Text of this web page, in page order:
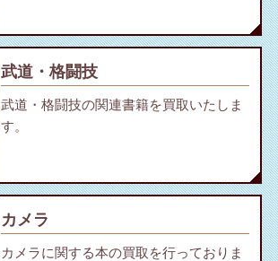
武道・格闘技
武道・格闘技の関連書籍を買取いたしま
す。
カメラ
カメラに関する本の買取を行っておりま